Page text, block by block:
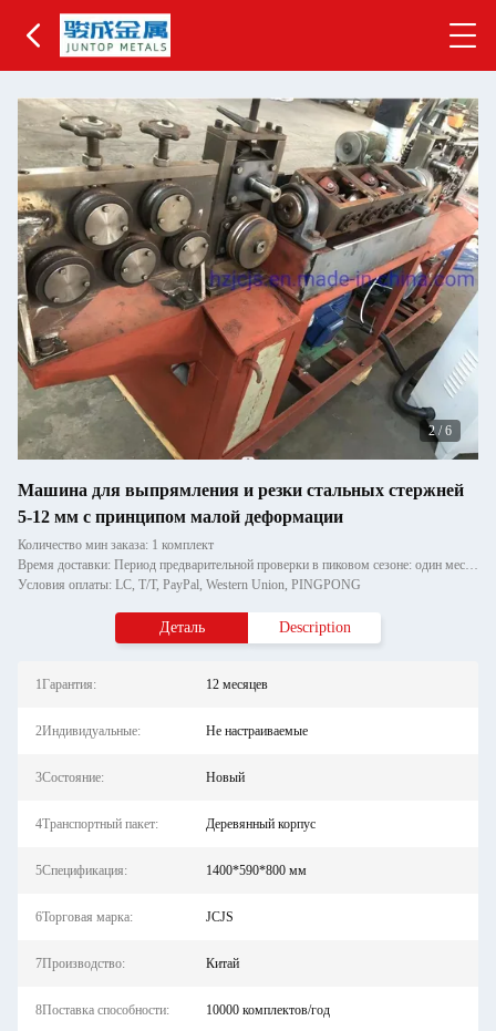
2/6
Машина для выпрямления и резки стальных стержней
5-12 мм с принципом малой деформации
Количество мин заказа: 1 комплект
Время доставки: Период предварительной проверки в пиковом сезоне: один месяц, вне сезона: в течение 15 рабочих дней
Условия оплаты: LC, T/T, PayPal, Western Union, PINGPONG
Деталь Description
1Гарантия: 12 месяцев
2Индивидуальные: Не настраиваемые
3Состояние: Новый
4Транспортный пакет: Деревянный корпус
5Спецификация: 1400*590*800 мм
6Торговая марка: JCJS
7Производство: Китай
8Поставка способности: 10000 комплектов/год